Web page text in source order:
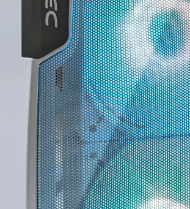
また、外付けHDDケース側
の仕様やメーカー見解、
USB規格の違い、5Gbpsと
10Gbpsの帯域差、HDDの実
効速度、ケーブル品質や相
性の可能性まで、非常に専
門的かつ分かりやすく整理
していただきました。結果
として、PC本体の故障では
なく、特定の外付けHDDケ
ースとUSBポートの組み合
わせによる相性の可能性が
高いことが分かり、安心し
て使用を続けられるように
PC本体だ
という人
す。設置
周辺パー
のアフタ
にかく一
せしたい
思います。
今後また
あればこ
したいで